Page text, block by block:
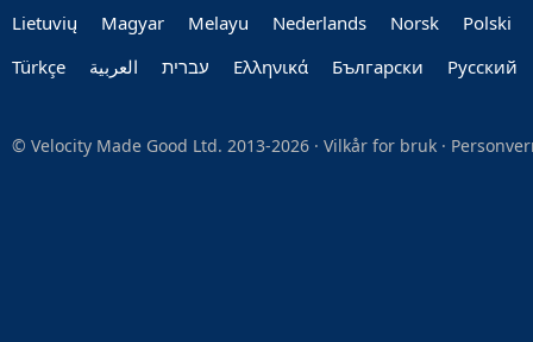
Lietuvių
Magyar Melayu Nederlands Norsk
Polski
Türkçe
العربية‏ עברית‏ Ελληνικά Български Руccкий
© Velocity Made Good Ltd. 2013-2026 · Vilkår for bruk ·